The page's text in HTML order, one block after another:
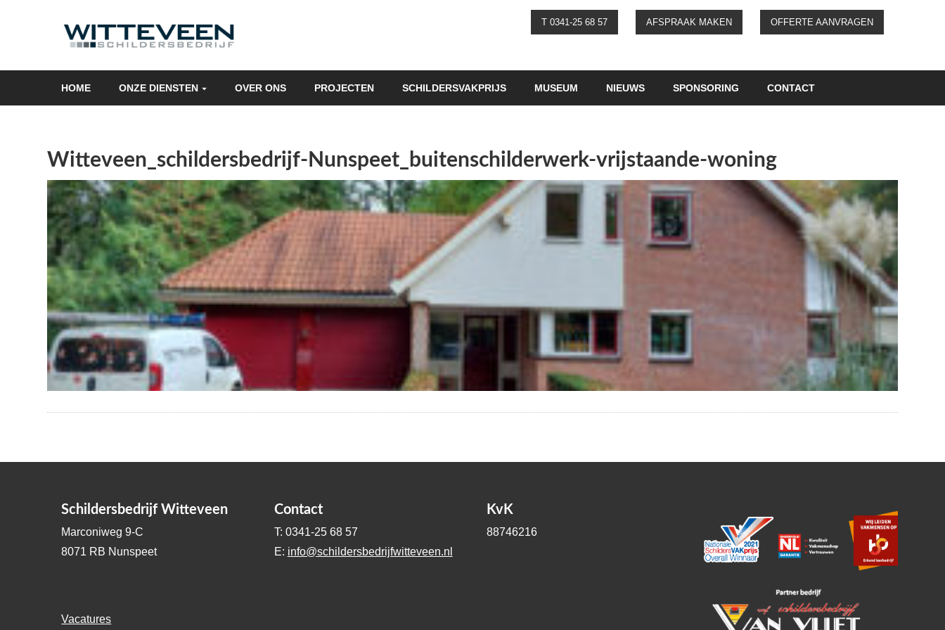
HOME ONZE DIENSTEN OVER ONS PROJECTEN SCHILDERSVAKPRIJS MUSEUM NIEUWS SPONSORING CONTACT
T 0341-25 68 57 AFSPRAAK MAKEN OFFERTE AANVRAGEN
Witteveen_schildersbedrijf-Nunspeet_buitenschilderwerk-vrijstaande-woning
Schildersbedrijf Witteveen
Marconiweg 9-C
8071 RB Nunspeet
Vacatures
Contact
T: 0341-25 68 57
E: info@schildersbedrijfwitteveen.nl
KvK
88746216